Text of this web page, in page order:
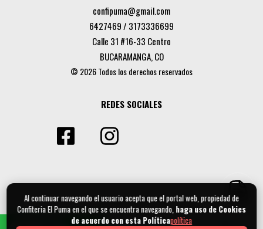
confipuma@gmail.com
6427469 / 3173336699
Calle 31 #16-33 Centro
BUCARAMANGA, CO
© 2026 Todos los derechos reservados
REDES SOCIALES
Al continuar navegando el usuario acepta que el portal web, propiedad de
Confiteria El Puma en el que se encuentra navegando, haga uso de Cookies
de acuerdo con esta Políticapolítica